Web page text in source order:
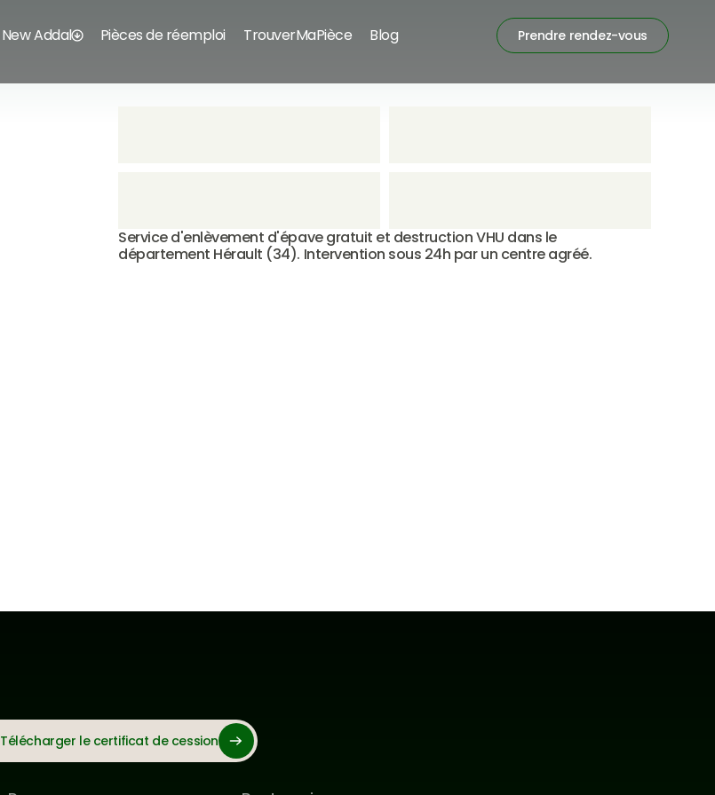
Service d'enlèvement d'épave gratuit et destruction VHU dans le
département Hérault (34). Intervention sous 24h par un centre agréé.
New Addal Pièces de réemploi TrouverMaPièce Blog Prendre rendez-vous
Télécharger le certificat de cession